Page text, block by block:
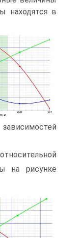
находятся в
на ри­сунке